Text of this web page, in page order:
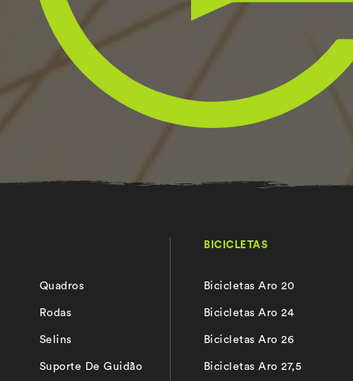
Quadros
Rodas
Selins
Suporte De Guidão
BICICLETAS
Bicicletas Aro 20
Bicicletas Aro 24
Bicicletas Aro 26
Bicicletas Aro 27,5